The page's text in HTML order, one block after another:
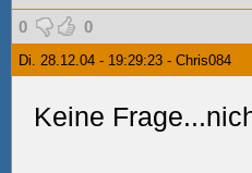
0 0
Di. 28.12.04 - 19:29:23 - Chris084
Keine